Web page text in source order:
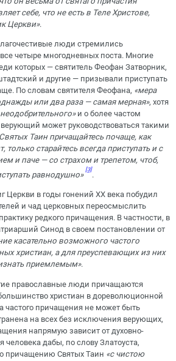
себе, что не есть в Теле Христове,
Церкви».
люди стремились
четыре многодневных поста. Многие
которых — святитель Феофан Затворник,
и другие — призывали приступать
По словам святителя Феофана, «мера
или два раза — самая мерная», хотя
и о более частом
может руководствоваться такими
Таин причащайтесь почаще, как
только старайтесь всегда приступать и с
и паче — со страхом и трепетом, чтоб,
равнодушно»
[3]
.
Церкви в годы гонений ХХ века побудил
и чад церковных переосмыслить
редкого причащения. В частности, в
Синод в своем постановлении от
касательно возможного частого
христиан, а для преуспевающих из них
приемлемым».
православные люди причащаются
христиан в дореволюционной
частого причащения не может быть
на всех без исключения верующих,
напрямую зависит от духовно-
человека дабы, по слову Златоуста,
причащению Святых Таин «с чистою